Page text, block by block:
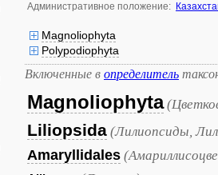
Административное положение:
Magnoliophyta
Polypodiophyta
Включенные в определитель
Magnoliophyta
Liliopsida (Лилиопсиды,
Amaryllidales